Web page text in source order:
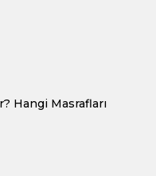
Hangi Masrafları